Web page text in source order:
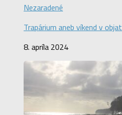
Nezaradené
Trapárium aneb víkend v
8. apríla 2024